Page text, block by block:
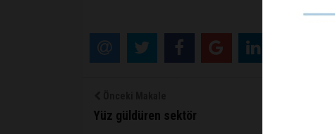
Yüz güldüren sektör